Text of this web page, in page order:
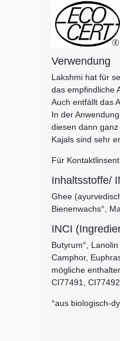
Verwendung
Lakshmi hat für
das empfindliche
Auch entfällt das
In der
diesen dann
Kajals sind sehr
Für
Inhaltsstoffe/
Ghee
Bienenwachs°,
INCI
Butyrum°,
Camphor,
mögliche
CI77491,
°aus biologisch-